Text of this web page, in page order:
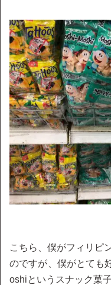
こちら、僕がフィリピ
のですが、僕がとても
oshiというスナック菓